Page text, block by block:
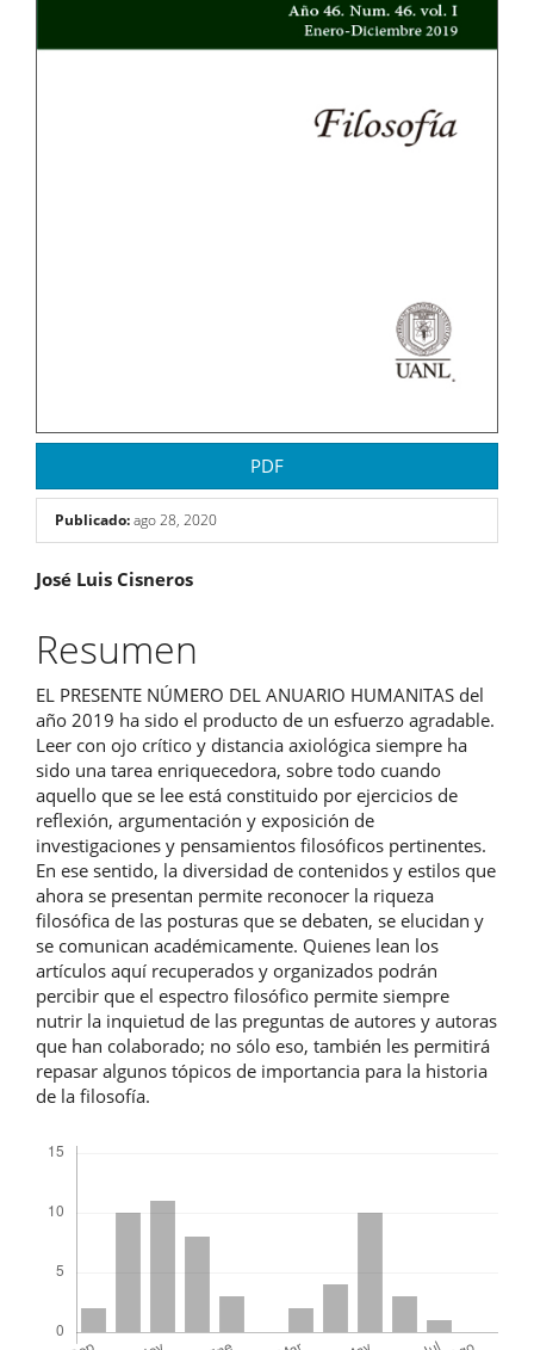
PDF
Publicado:ago 28, 2020
Contenido
principal
del
artículo
José Luis Cisneros
Resumen
EL PRESENTE NÚMERO DEL ANUARIO HUMANITAS del
año 2019 ha sido el producto de un esfuerzo agradable.
Leer con ojo crítico y distancia axiológica siempre ha
sido una tarea enriquecedora, sobre todo cuando
aquello que se lee está constituido por ejercicios de
reflexión, argumentación y exposición de
investigaciones y pensamientos filosóficos pertinentes.
En ese sentido, la diversidad de contenidos y estilos que
ahora se presentan permite reconocer la riqueza
filosófica de las posturas que se debaten, se elucidan y
se comunican académicamente. Quienes lean los
artículos aquí recuperados y organizados podrán
percibir que el espectro filosófico permite siempre
nutrir la inquietud de las preguntas de autores y autoras
que han colaborado; no sólo eso, también les permitirá
repasar algunos tópicos de importancia para la historia
de la filosofía.